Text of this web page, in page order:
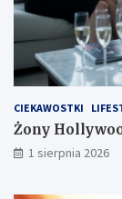
CIEKAWOSTKI
Żony
1 sierpnia 2026